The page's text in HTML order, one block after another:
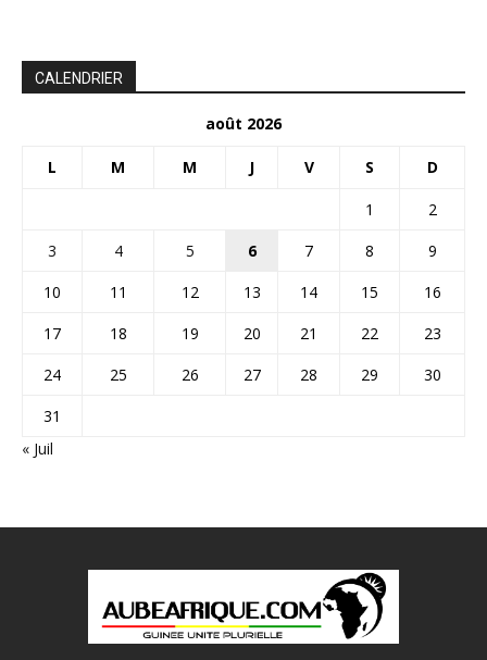
CALENDRIER
août 2026
L M M J V S D
1
2
3
4 5 6 7 8
9
10
11 12 13 14 15
16
17
18 19 20 21 22
23
24
25 26 27 28 29
30
31
« Juil